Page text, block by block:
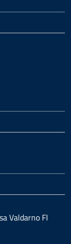
Valdarno FI